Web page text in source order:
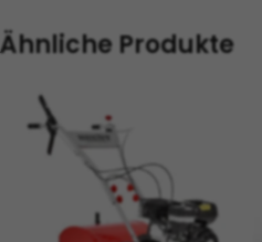
Ähnliche Produkte